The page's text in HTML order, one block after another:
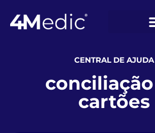
CENTRAL DE AJUDA
cartões